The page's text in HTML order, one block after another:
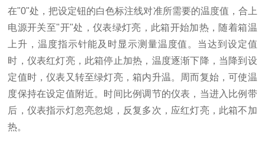
在"0"处，把设定钮的白色标注线对准所需要的温度值，合上
电源开关至"开"处，仪表绿灯亮，此箱开始加热，随着箱温
上升，温度指示针能及时显示测量温度值。当达到设定值
时，仪表红灯亮，此箱停止加热，温度逐渐下降，当降到设
定值时，仪表又转至绿灯亮，箱内升温。周而复始，可使温
度保持在设定值附近。时间比例调节的仪表，当进入比例带
后，仪表指示灯忽亮忽熄，反复多次，应红灯亮，此箱不加
热。